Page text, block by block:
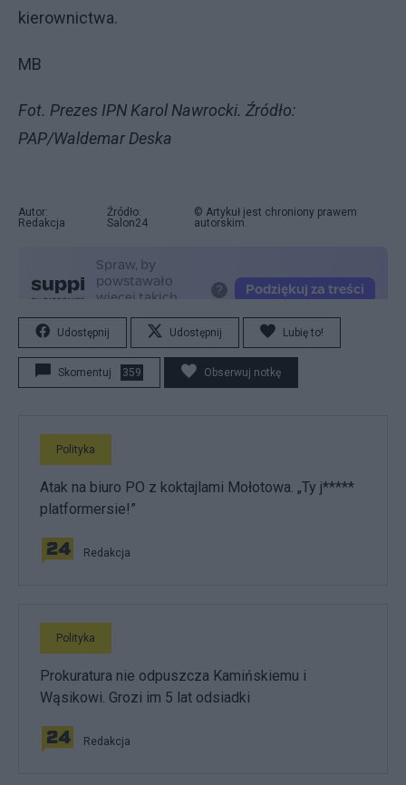
kierownictwa.
MB
Fot. Prezes IPN Karol Nawrocki. Źródło:
PAP/Waldemar Deska
Autor:
Redakcja
Źródło:
Salon24
© Artykuł jest chroniony prawem
autorskim.
Udostępnij Udostępnij Lubię to!
Skomentuj 359 Obserwuj notkę
Polityka
Atak na biuro PO z koktajlami Mołotowa. „Ty j*****
platformersie!”
Redakcja
Polityka
Prokuratura nie odpuszcza Kamińskiemu i
Wąsikowi. Grozi im 5 lat odsiadki
Redakcja